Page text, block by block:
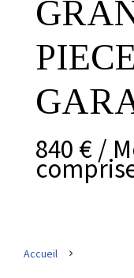
840 € /
Accueil